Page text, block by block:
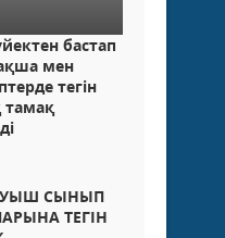
бастап
мен
тегін
СЫНЫП
ТЕГІН